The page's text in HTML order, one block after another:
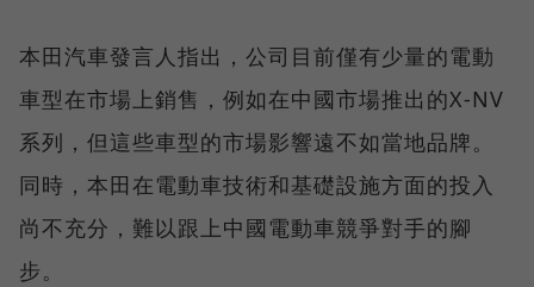
本田汽車發言人指出，公司目前僅有少量的電動
車型在市場上銷售，例如在中國市場推出的X-NV
系列，但這些車型的市場影響遠不如當地品牌。
同時，本田在電動車技術和基礎設施方面的投入
尚不充分，難以跟上中國電動車競爭對手的腳
步。